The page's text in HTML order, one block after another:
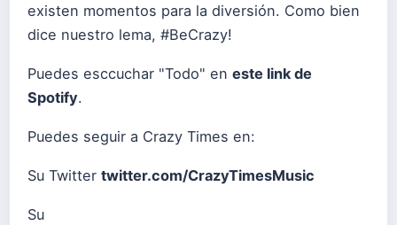
existen momentos para la diversión. Como bien
dice nuestro lema, #BeCrazy!
Puedes esccuchar "Todo" en este link de
Spotify.
Puedes seguir a Crazy Times en:
Su Twitter twitter.com/CrazyTimesMusic
Su